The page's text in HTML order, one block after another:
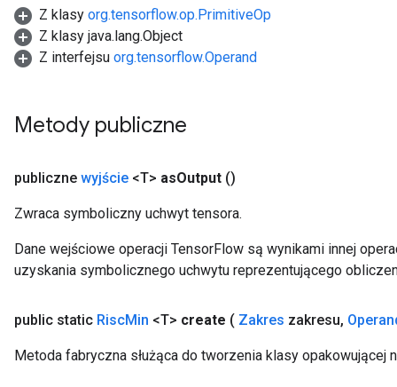
Z klasy org.tensorflow.op.PrimitiveOp
Z klasy java.lang.Object
Z interfejsu org.tensorflow.Operand
Metody publiczne
publiczne wyjście <T> asOutput ()
Zwraca symboliczny uchwyt tensora.
Dane wejściowe operacji TensorFlow są wynikami innej
uzyskania symbolicznego uchwytu reprezentującego
public static RiscMin <T> create ( Zakres zakresu,
Metoda fabryczna służąca do tworzenia klasy opakowującej